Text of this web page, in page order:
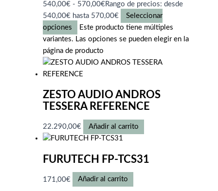
540,00€ - 570,00€Rango de precios: desde
540,00€ hasta 570,00€
Seleccionar
opciones
Este producto tiene múltiples
variantes. Las opciones se pueden elegir en la
página de producto
ZESTO AUDIO ANDROS
TESSERA REFERENCE
22.290,00€ Añadir al carrito
FURUTECH FP-TCS31
171,00€ Añadir al carrito